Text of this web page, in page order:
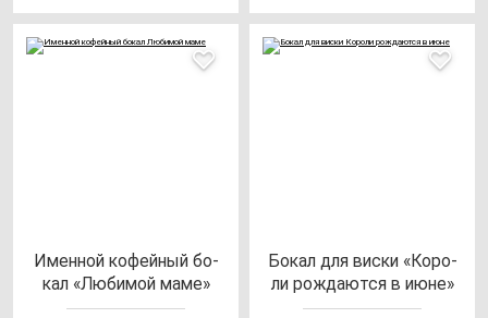
Имен­ной ко­фей­ный бо­
кал «Люби­мой ма­ме»
Бокал для вис­ки «Коро­
ли рож­да­ют­ся в июне»